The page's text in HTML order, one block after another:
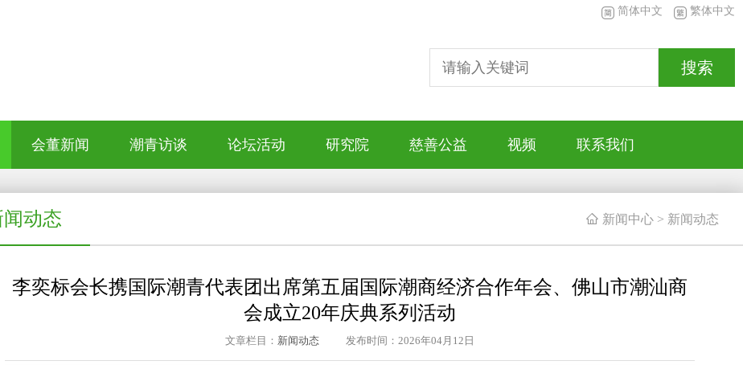
搜索
简体中文 繁体中文
会董新闻 潮青访谈 论坛活动 研究院 慈善公益 视频 联系我们
闻动态  新闻中心 > 新闻动态
李奕标会长携国际潮青代表团出席第五届国际潮商经济合作年会、佛山市潮汕商
会成立20年庆典系列活动
文章栏目： 新闻动态 发布时间：2026年04月12日